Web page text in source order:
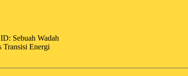
Sebuah Wadah
Transisi Energi